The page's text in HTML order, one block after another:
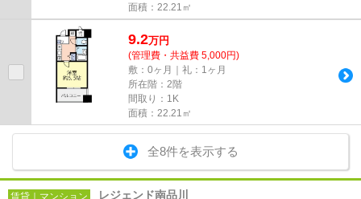
面積：22.21㎡
9.2万円
(管理費・共益費 5,000円)
敷：0ヶ月｜礼：1ヶ月
所在階：2階
間取り：1K
面積：22.21㎡
全8件を表示する
賃貸｜マンション レジェンド南品川